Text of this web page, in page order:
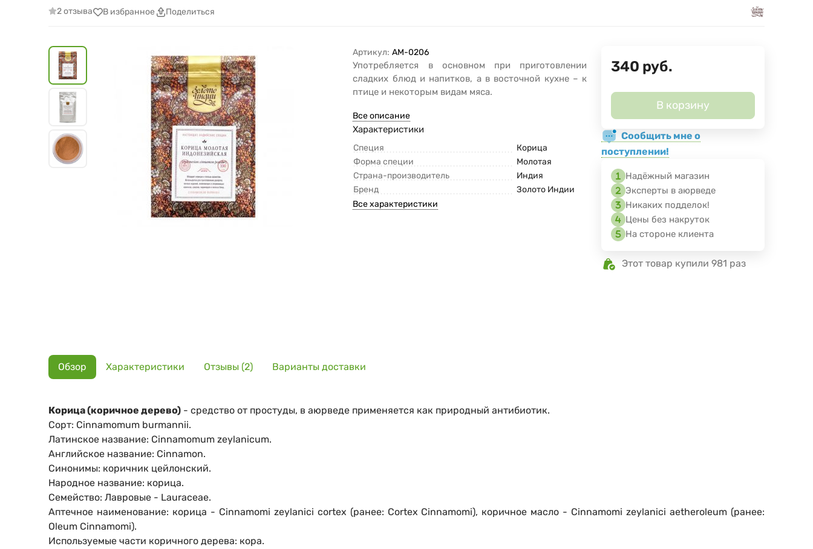
2 отзыва В избранное Поделиться
Артикул: AM-0206
Употребляется в основном при приготовлении
сладких блюд и напитков, а в восточной кухне – к
птице и некоторым видам мяса.
Все описание
Характеристики
Специя
Корица
Форма специи
Молотая
Страна-производитель
Индия
Бренд
Золото Индии
Все характеристики
340 руб.
В корзину
Сообщить мне о
поступлении!
Надёжный магазин
Эксперты в аюрведе
Никаких подделок!
Цены без накруток
На стороне клиента
Этот товар купили 981 раз
Обзор Характеристики Отзывы (2) Варианты доставки
Корица (коричное дерево) - средство от простуды, в аюрведе применяется как природный антибиотик.
Сорт: Cinnamomum burmannii.
Латинское название: Cinnamomum zeylanicum.
Английское название: Cinnamon.
Синонимы: коричник цейлонский.
Народное название: корица.
Семейство: Лавровые - Lauraceae.
Аптечное наименование: корица - Cinnamomi zeylanici cortex (ранее: Cortex Cinnamomi), коричное масло - Cinnamomi zeylanici aetheroleum (ранее:
Oleum Cinnamomi).
Используемые части коричного дерева: кора.